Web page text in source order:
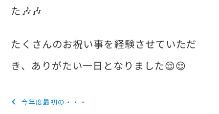
た🎶🎶
たくさんのお祝い事を経験させていただ
き、ありがたい一日となりました😌😌
投 今年度最初の・・・